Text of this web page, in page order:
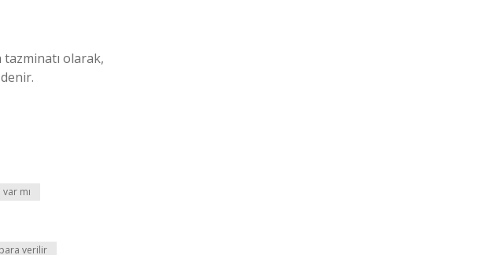
tazminatı olarak,
mı
verilir